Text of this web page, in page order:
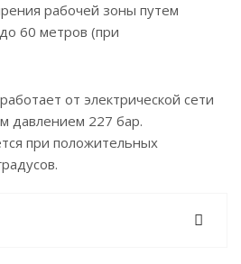
рабочей зоны путем
60 метров (при
от электрической сети
давлением 227 бар.
при положительных